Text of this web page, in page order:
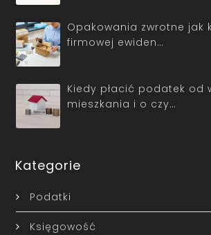
Opakowania zwrotne jak
firmowej ewiden…
Kiedy płacić podatek od
mieszkania i o czy…
Kategorie
Podatki
Księgowość